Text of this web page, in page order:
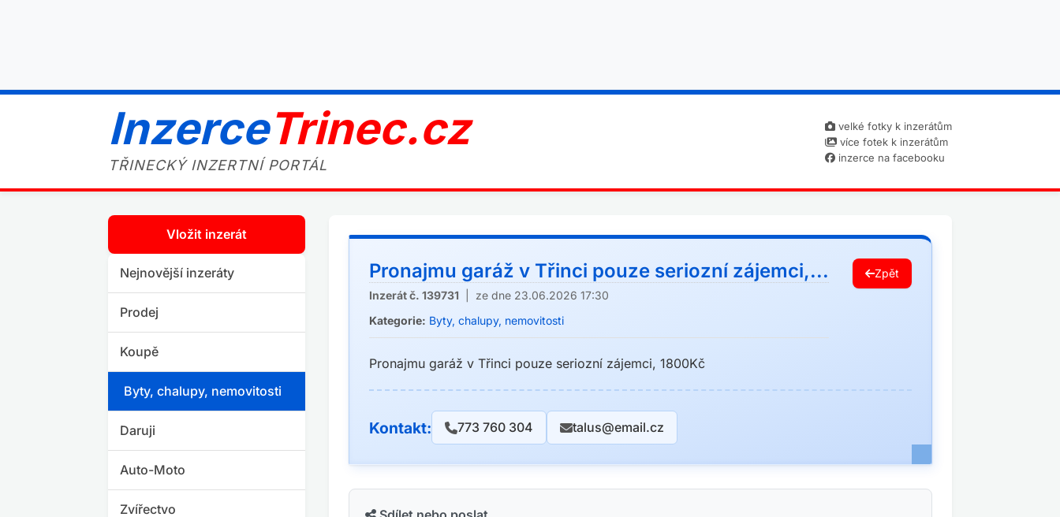
InzerceTrinec.cz
TŘINECKÝ INZERTNÍ PORTÁL
velké fotky k inzerátům
více fotek k inzerátům
inzerce na facebooku
Vložit inzerát
Nejnovější inzeráty
Prodej
Koupě
Byty, chalupy, nemovitosti
Daruji
Auto-Moto
Zvířectvo
Pronajmu garáž v Třinci pouze seriozní zájemci,...
Inzerát č. 139731 | ze dne 23.06.2026 17:30
Kategorie: Byty, chalupy, nemovitosti
Zpět
Pronajmu garáž v Třinci pouze seriozní zájemci, 1800Kč
Kontakt: 773 760 304 talus@email.cz